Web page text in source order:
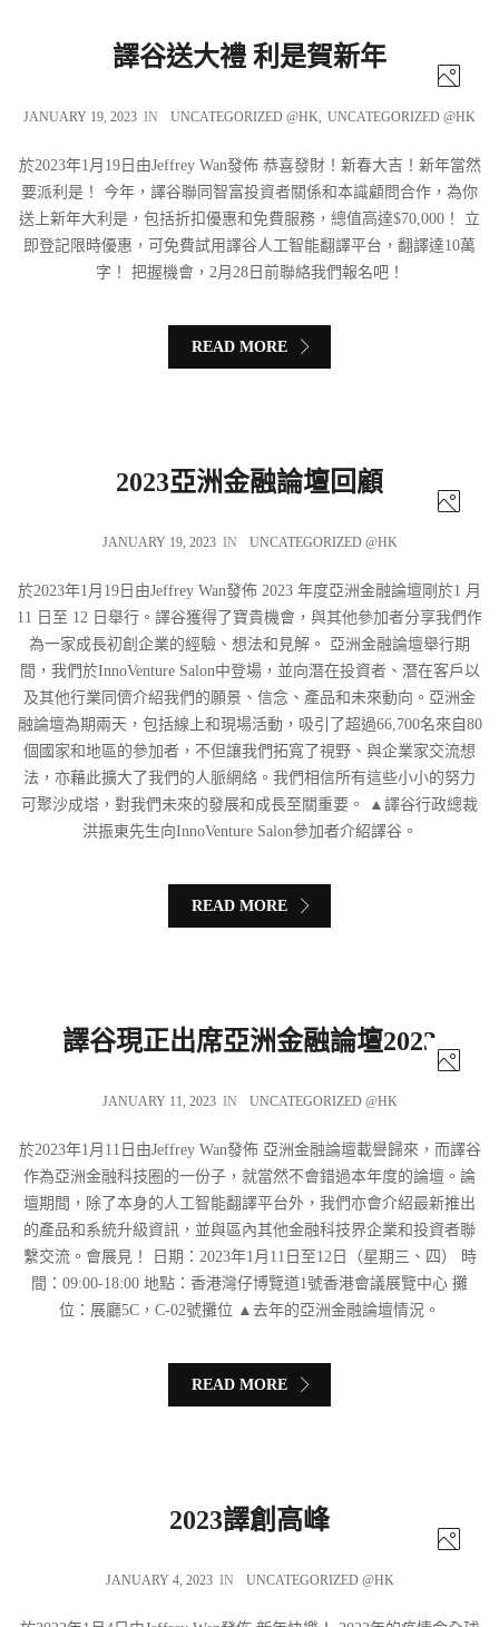
譯谷送大禮 利是賀新年
JANUARY 19, 2023 IN UNCATEGORIZED @HK UNCATEGORIZED @HK
於2023年1月19日由Jeffrey Wan發佈 恭喜發財！新春大吉！新年當然
要派利是！ 今年，譯谷聯同智富投資者關係和本識顧問合作，為你
送上新年大利是，包括折扣優惠和免費服務，總值高達$70,000！ 立
即登記限時優惠，可免費試用譯谷人工智能翻譯平台，翻譯達10萬
字！ 把握機會，2月28日前聯絡我們報名吧！
READ MORE
2023亞洲金融論壇回顧
JANUARY 19, 2023 IN UNCATEGORIZED @HK
於2023年1月19日由Jeffrey Wan發佈 2023 年度亞洲金融論壇剛於1 月
11 日至 12 日舉行。譯谷獲得了寶貴機會，與其他參加者分享我們作
為一家成長初創企業的經驗、想法和見解。 亞洲金融論壇舉行期
間，我們於InnoVenture Salon中登場，並向潛在投資者、潛在客戶以
及其他行業同儕介紹我們的願景、信念、產品和未來動向。亞洲金
融論壇為期兩天，包括線上和現場活動，吸引了超過66,700名來自80
個國家和地區的參加者，不但讓我們拓寬了視野、與企業家交流想
法，亦藉此擴大了我們的人脈網絡。我們相信所有這些小小的努力
可聚沙成塔，對我們未來的發展和成長至關重要。 ▲譯谷行政總裁
洪振東先生向InnoVenture Salon參加者介紹譯谷。
READ MORE
譯谷現正出席亞洲金融論壇2023
JANUARY 11, 2023 IN UNCATEGORIZED @HK
於2023年1月11日由Jeffrey Wan發佈 亞洲金融論壇載譽歸來，而譯谷
作為亞洲金融科技圈的一份子，就當然不會錯過本年度的論壇。論
壇期間，除了本身的人工智能翻譯平台外，我們亦會介紹最新推出
的產品和系統升級資訊，並與區內其他金融科技界企業和投資者聯
繫交流。會展見！ 日期：2023年1月11日至12日（星期三、四） 時
間：09:00-18:00 地點：香港灣仔博覽道1號香港會議展覽中心 攤
位：展廳5C，C-02號攤位 ▲去年的亞洲金融論壇情況。
READ MORE
2023譯創高峰
JANUARY 4, 2023 IN UNCATEGORIZED @HK